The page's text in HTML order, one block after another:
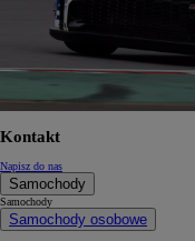
Kontakt
Napisz do nas
Samochody
Samochody
Samochody osobowe